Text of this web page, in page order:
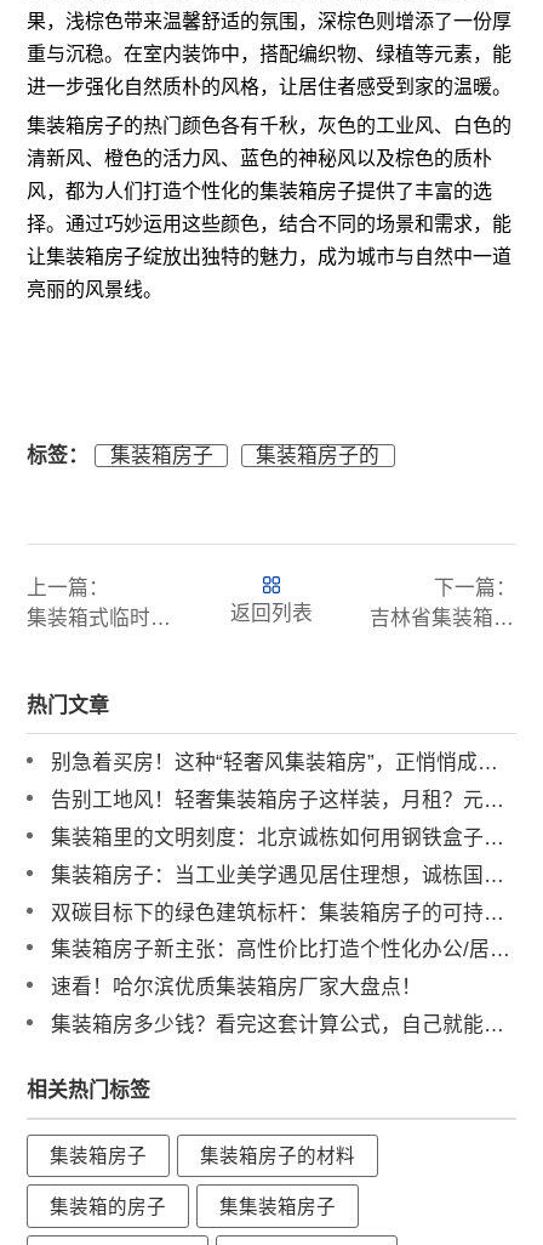
果，浅棕色带来温馨舒适的氛围，深棕色则增添了一份厚
重与沉稳。在室内装饰中，搭配编织物、绿植等元素，能
进一步强化自然质朴的风格，让居住者感受到家的温暖。
集装箱房子的热门颜色各有千秋，灰色的工业风、白色的
清新风、橙色的活力风、蓝色的神秘风以及棕色的质朴
风，都为人们打造个性化的集装箱房子提供了丰富的选
择。通过巧妙运用这些颜色，结合不同的场景和需求，能
让集装箱房子绽放出独特的魅力，成为城市与自然中一道
亮丽的风景线。
标签： 集装箱房子 集装箱房子的
上一篇：
集装箱式临时办公房助您快速开启高效办公
返回列表
下一篇：
吉林省集装箱有哪些厂家，可定制集装箱房的服务商推荐
热门文章
别急着买房！这种“轻奢风集装箱房”，正悄悄成为年轻人的理想家
告别工地风！轻奢集装箱房子这样装，月租？元也能惊艳朋友圈
集装箱里的文明刻度：北京诚栋如何用钢铁盒子丈量全球居住可能
集装箱房子：当工业美学遇见居住理想，诚栋国际如何重塑空间可能
双碳目标下的绿色建筑标杆：集装箱房子的可持续实践
集装箱房子新主张：高性价比打造个性化办公/居住空间
速看！哈尔滨优质集装箱房厂家大盘点！
集装箱房多少钱？看完这套计算公式，自己就能算清成本！
相关热门标签
集装箱房子 集装箱房子的材料
集装箱的房子 集集装箱房子